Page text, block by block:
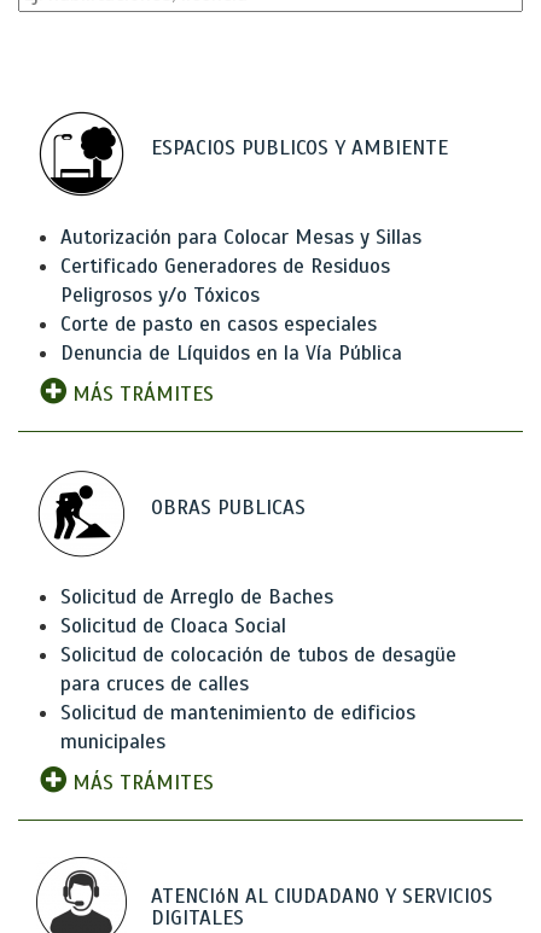
ESPACIOS PUBLICOS Y AMBIENTE
Autorización para Colocar Mesas y Sillas
Certificado Generadores de Residuos
Peligrosos y/o Tóxicos
Corte de pasto en casos especiales
Denuncia de Líquidos en la Vía Pública
MÁS TRÁMITES
OBRAS PUBLICAS
Solicitud de Arreglo de Baches
Solicitud de Cloaca Social
Solicitud de colocación de tubos de desagüe
para cruces de calles
Solicitud de mantenimiento de edificios
municipales
MÁS TRÁMITES
ATENCIóN AL CIUDADANO Y SERVICIOS
DIGITALES